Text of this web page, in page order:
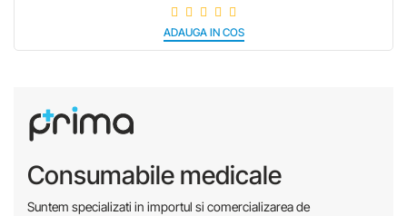
ADAUGA IN COS
Consumabile medicale
Suntem specializati in importul si comercializarea de